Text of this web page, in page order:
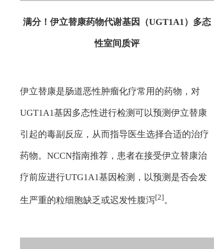
满分！伊立替康药物代谢基因（UGT1A1）多态
性室间质评
伊立替康是肠道恶性肿瘤化疗常用的药物，对
UGT1A1基因多态性进行检测可以预测伊立替康
引起的毒副反应，从而指导医生选择合适的治疗
药物。NCCN指南推荐，患者在接受伊立替康治
疗前应进行UTG1A1基因检测，以预测是否会发
生严重的粒细胞缺乏或迟发性腹泻[2]。